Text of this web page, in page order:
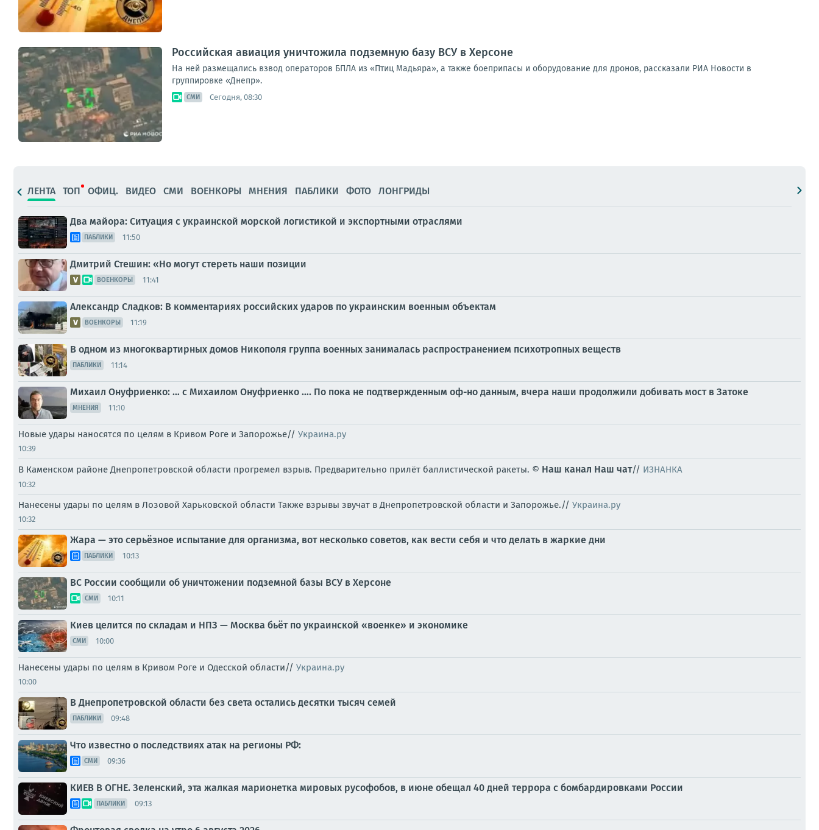
Российская авиация уничтожила подземную базу ВСУ в Херсоне
На ней размещались взвод операторов БПЛА из «Птиц Мадьяра», а также боеприпасы и оборудование для дронов, рассказали РИА Новости в
группировке «Днепр».
СМИ Сегодня, 08:30
ЛЕНТА ТОП ОФИЦ. ВИДЕО СМИ ВОЕНКОРЫ МНЕНИЯ ПАБЛИКИ ФОТО ЛОНГРИДЫ
Два майора: Ситуация с украинской морской логистикой и экспортными отраслями
ПАБЛИКИ 11:50
Дмитрий Стешин: «Но могут стереть наши позиции
ВОЕНКОРЫ 11:41
Александр Сладков: В комментариях российских ударов по украинским военным объектам
ВОЕНКОРЫ 11:19
В одном из многоквартирных домов Никополя группа военных занималась распространением психотропных веществ
ПАБЛИКИ 11:14
Михаил Онуфриенко: … с Михаилом Онуфриенко …. По пока не подтвержденным оф-но данным, вчера наши продолжили добивать мост в Затоке
МНЕНИЯ 11:10
Новые удары наносятся по целям в Кривом Роге и Запорожье// Украина.ру
10:39
В Каменском районе Днепропетровской области прогремел взрыв. Предварительно прилёт баллистической ракеты. © Наш канал Наш чат// ИЗНАНКА
10:32
Нанесены удары по целям в Лозовой Харьковской области Также взрывы звучат в Днепропетровской области и Запорожье.// Украина.ру
10:32
Жара — это серьёзное испытание для организма, вот несколько советов, как вести себя и что делать в жаркие дни
ПАБЛИКИ 10:13
ВС России сообщили об уничтожении подземной базы ВСУ в Херсоне
СМИ 10:11
Киев целится по складам и НПЗ — Москва бьёт по украинской «военке» и экономике
СМИ 10:00
Нанесены удары по целям в Кривом Роге и Одесской области// Украина.ру
10:00
В Днепропетровской области без света остались десятки тысяч семей
ПАБЛИКИ 09:48
Что известно о последствиях атак на регионы РФ:
СМИ 09:36
КИЕВ В ОГНЕ. Зеленский, эта жалкая марионетка мировых русофобов, в июне обещал 40 дней террора с бомбардировками России
ПАБЛИКИ 09:13